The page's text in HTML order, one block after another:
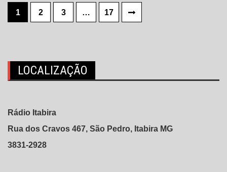
Paginação
de
1 2 3 … 17
LOCALIZAÇÃO
Rádio Itabira
Rua dos Cravos 467, São Pedro, Itabira MG
3831-2928